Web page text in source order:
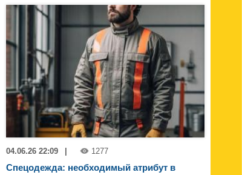
04.06.26 22:09 1277
Спецодежда: необходимый атрибут в